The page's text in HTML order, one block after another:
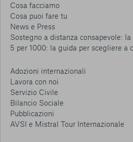
Cosa facciamo
Cosa puoi fare tu
News e Press
Sostegno a distanza consapevole: la
5 per 1000: la guida per scegliere a
Adozioni internazionali
Lavora con noi
Servizio Civile
Bilancio Sociale
Pubblicazioni
AVSI e Mistral Tour Internazionale